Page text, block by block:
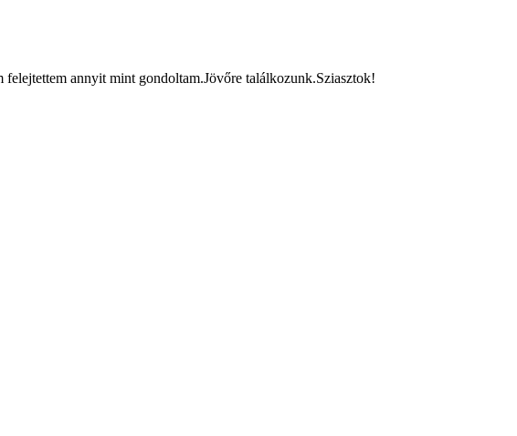
annyit mint gondoltam.Jövőre találkozunk.Sziasztok!